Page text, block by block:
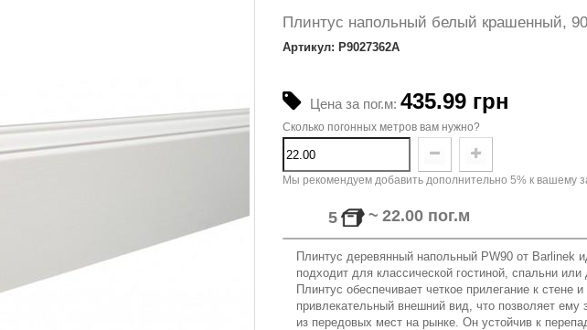
Плинтус напольный белый крашенный,
Артикул: P9027362A
Цена за пог.м: 435.99 грн
Сколько погонных метров вам нужно?
Мы рекомендуем добавить дополнительно 5% к вашему
5 ~ 22.00 пог.м
Плинтус деревянный напольный PW90 от Barlinek
подходит для классической гостиной, спальни или
Плинтус обеспечивает четкое прилегание к стене
привлекательный внешний вид, что позволяет ему
из передовых мест на рынке. Он устойчив к